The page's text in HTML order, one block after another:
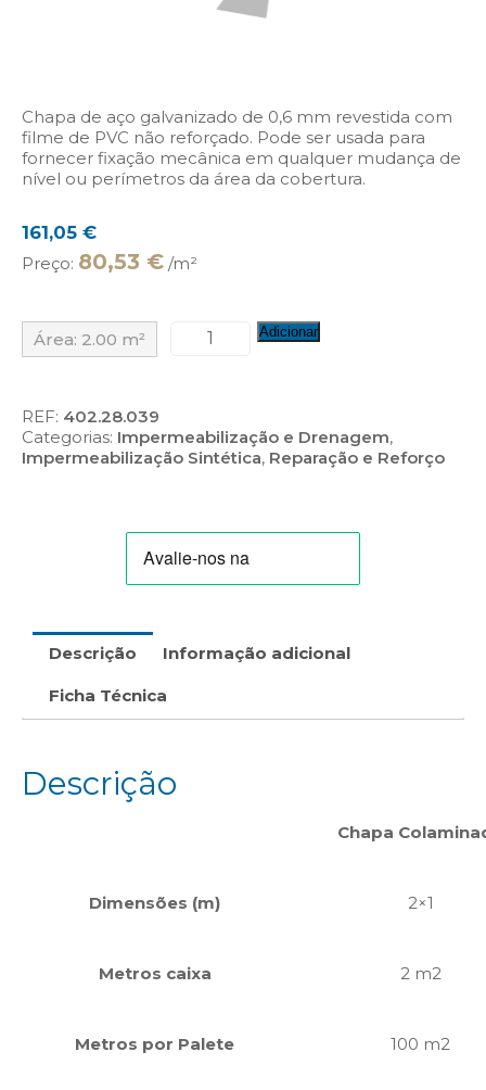
Chapa de aço galvanizado de 0,6 mm revestida com
filme de PVC não reforçado. Pode ser usada para
fornecer fixação mecânica em qualquer mudança de
nível ou perímetros da área da cobertura.
161,05 €
Preço: 80,53 € /m²
Área: 2.00 m²
QuantidadeAdicionar
REF: 402.28.039
Categorias: Impermeabilização e Drenagem,
Impermeabilização Sintética, Reparação e Reforço
Descrição Informação adicional
Ficha Técnica
Descrição
Chapa
Dimensões (m) 2×1
Metros caixa 2 m2
Metros por Palete 100 m2